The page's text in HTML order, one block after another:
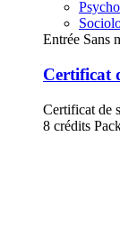
Entrée Sans
Certificat
Certificat de
8 crédits